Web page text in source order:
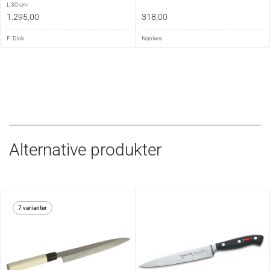
L 30 cm
1.295,00
F. Dick
318,00
Naniwa
Alternative produkter
7 varianter